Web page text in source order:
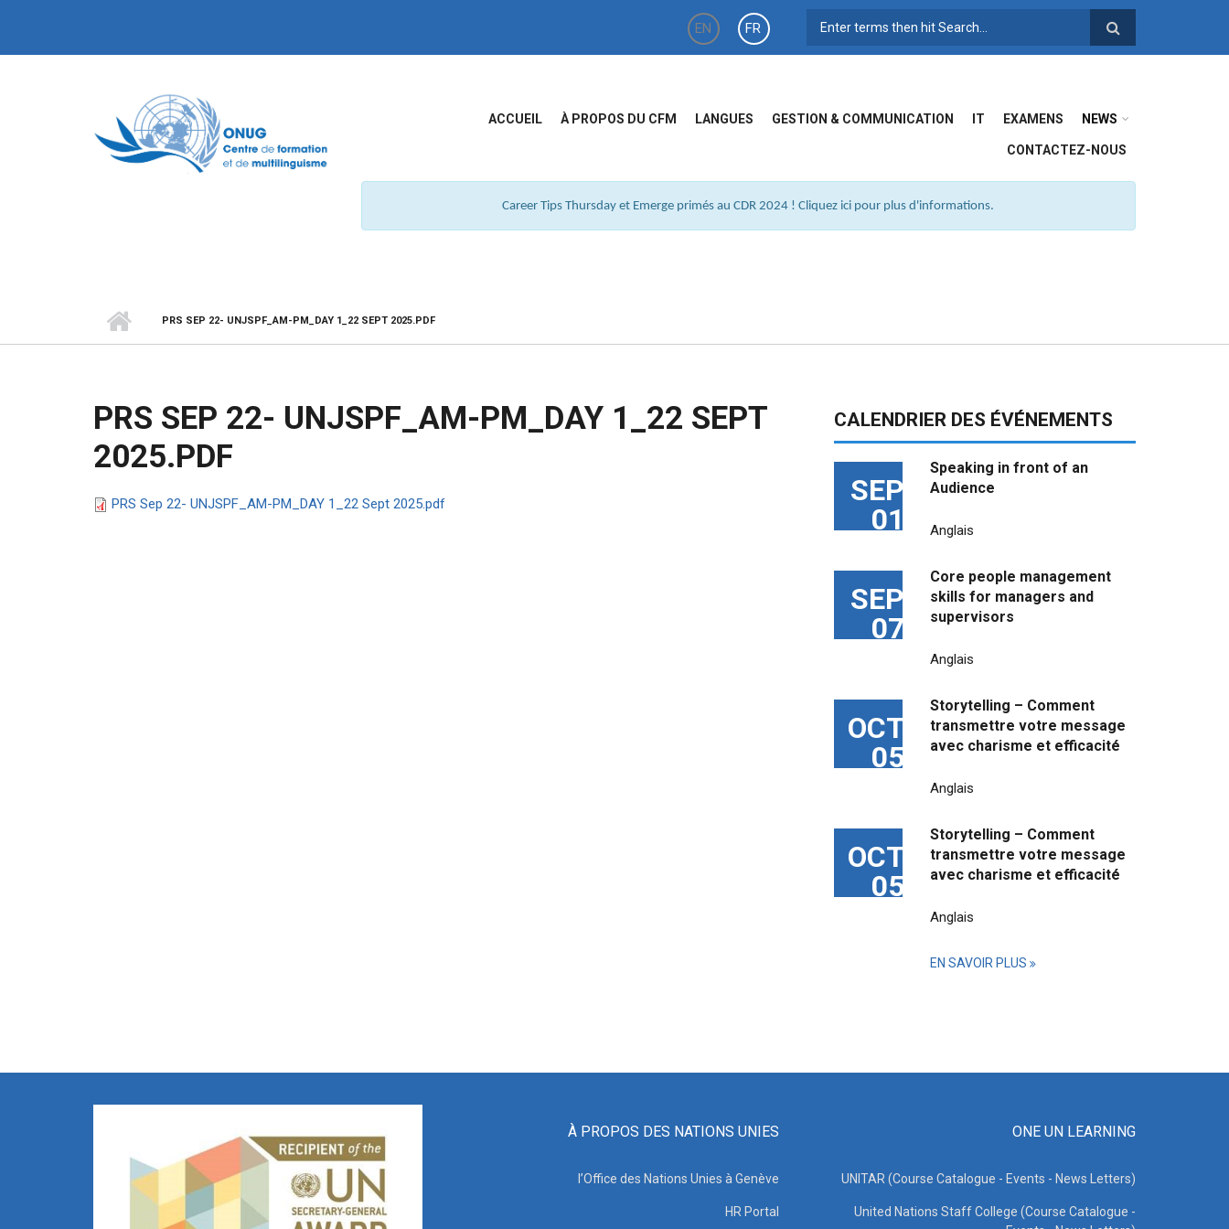
EN
FR
FORMULAIRE DE
ACCUEIL À PROPOS DU CFM LANGUES GESTION & COMMUNICATION IT EXAMENS NEWS
CONTACTEZ-NOUS
Career Tips Thursday et Emerge primés au CDR 2024 ! Cliquez ici pour plus d'informations.
PRS SEP 22- UNJSPF_AM-PM_DAY 1_22 SEPT 2025.PDF
PRS SEP 22- UNJSPF_AM-PM_DAY 1_22 SEPT
2025.PDF
PRS Sep 22- UNJSPF_AM-PM_DAY 1_22 Sept 2025.pdf
CALENDRIER DES ÉVÉNEMENTS
SEP
01
Speaking in front of an
Audience
Anglais
SEP
07
Core people management
skills for managers and
supervisors
Anglais
OCT
05
Storytelling – Comment
transmettre votre message
avec charisme et efficacité
Anglais
OCT
05
Storytelling – Comment
transmettre votre message
avec charisme et efficacité
Anglais
EN SAVOIR PLUS
À PROPOS DES NATIONS UNIES
l’Office des Nations Unies à Genève
HR Portal
ONE UN LEARNING
UNITAR (Course Catalogue - Events - News Letters)
United Nations Staff College (Course Catalogue -